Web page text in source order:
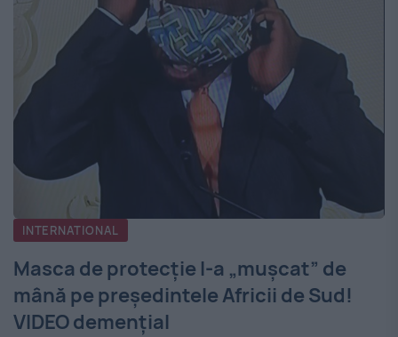
INTERNATIONAL
Masca de protecție l-a „mușcat” de
mână pe președintele Africii de Sud!
VIDEO demențial